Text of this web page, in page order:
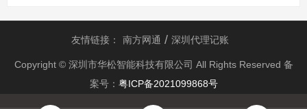
友情链接： 南方网通 深圳代理记账
Copyright © 深圳市华松智能科技有限公司 All Rights Reserved 备
案号： 粤ICP备2021099868号